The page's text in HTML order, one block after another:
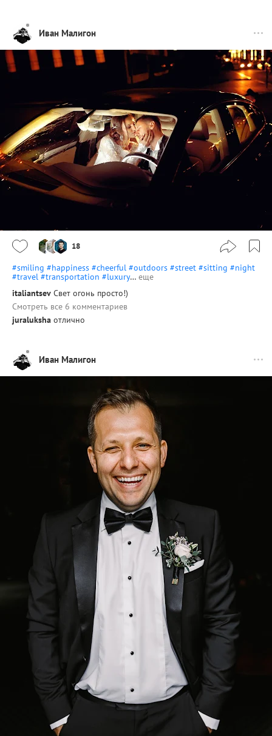
Иван Малигон
18
#smiling #happiness #cheerful #outdoors #street #sitting #night
#travel #transportation #luxury… еще
italiantsev Свет огонь просто!)
Смотреть все 6 комментариев
juraluksha отлично
Иван Малигон